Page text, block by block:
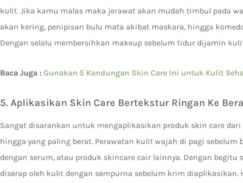
kulit. Jika kamu malas maka jerawat akan mudah timbul pada
akan kering, penipisan bulu mata akibat maskara, hingga
Dengan selalu membersihkan makeup sebelum tidur dijamin
Baca Juga :Gunakan 5 Kandungan Skin Care Ini untuk Kulit
5. Aplikasikan Skin Care Bertekstur Ringan Ke
Sangat disarankan untuk mengaplikasikan produk skin care
hingga yang paling berat. Perawatan kulit wajah di pagi sebelum
dengan serum, atau produk skincare cair lainnya. Dengan begitu
diserap oleh kulit dengan sempurna sebelum krim